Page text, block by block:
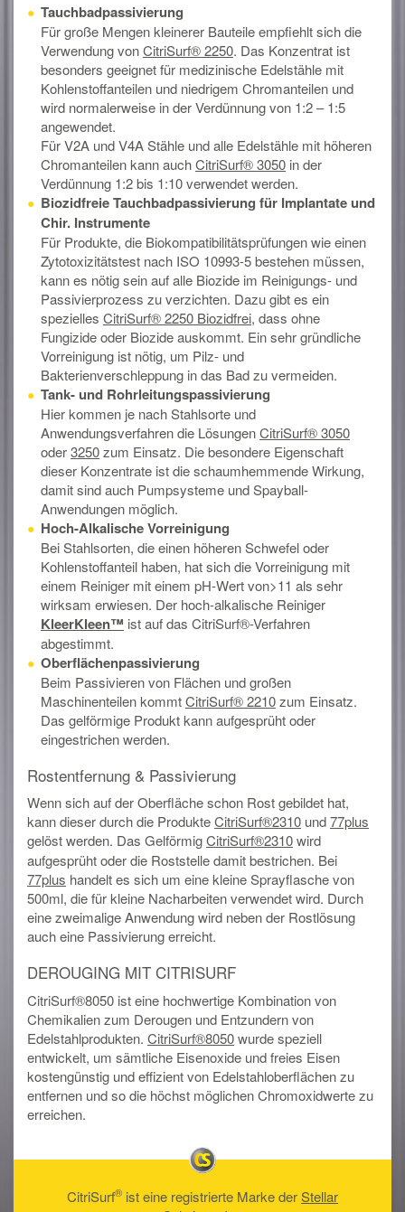
Tauchbadpassivierung
Für große Mengen kleinerer Bauteile empfiehlt sich die
Verwendung vonCitriSurf® 2250. Das Konzentrat ist
besonders geeignet für medizinische Edelstähle mit
Kohlenstoffanteilen und niedrigem Chromanteilen und
wird normalerweise in der Verdünnung von 1:2 – 1:5
angewendet.
Für V2A und V4A Stähle und alle Edelstähle mit höheren
Chromanteilen kann auchCitriSurf® 3050 in der
Verdünnung 1:2 bis 1:10 verwendet werden.
Biozidfreie Tauchbadpassivierung für Implantate und
Chir. Instrumente
Für Produkte, die Biokompatibilitätsprüfungen wie einen
Zytotoxizitätstest nach ISO 10993-5 bestehen müssen,
kann es nötig sein auf alle Biozide im Reinigungs- und
Passivierprozess zu verzichten. Dazu gibt es ein
spezielles CitriSurf® 2250 Biozidfrei, dass ohne
Fungizide oder Biozide auskommt. Ein sehr gründliche
Vorreinigung ist nötig, um Pilz- und
Bakterienverschleppung in das Bad zu vermeiden.
Tank- und Rohrleitungspassivierung
Hier kommen je nach Stahlsorte und
Anwendungsverfahren die LösungenCitriSurf® 3050
oder3250zum Einsatz. Die besondere Eigenschaft
dieser Konzentrate ist die schaumhemmende Wirkung,
damit sind auch Pumpsysteme und Spayball-
Anwendungen möglich.
Hoch-Alkalische Vorreinigung
Bei Stahlsorten, die einen höheren Schwefel oder
Kohlenstoffanteil haben, hat sich die Vorreinigung mit
einem Reiniger mit einem pH-Wert von>11 als sehr
wirksam erwiesen. Der hoch-alkalische Reiniger
KleerKleen™ ist auf das CitriSurf®-Verfahren
abgestimmt.
Oberflächenpassivierung
Beim Passivieren von Flächen und großen
Maschinenteilen kommtCitriSurf® 2210zum Einsatz.
Das gelförmige Produkt kann aufgesprüht oder
eingestrichen werden.
Rostentfernung & Passivierung
Wenn sich auf der Oberfläche schon Rost gebildet hat,
kann dieser durch die ProdukteCitriSurf®2310 und77plus
gelöst werden. Das GelförmigCitriSurf®2310wird
aufgesprüht oder die Roststelle damit bestrichen. Bei
77plus handelt es sich um eine kleine Sprayflasche von
500ml, die für kleine Nacharbeiten verwendet wird. Durch
eine zweimalige Anwendung wird neben der Rostlösung
auch eine Passivierung erreicht.
DEROUGING MIT CITRISURF
CitriSurf®8050 ist eine hochwertige Kombination von
Chemikalien zum Derougen und Entzundern von
Edelstahlprodukten. CitriSurf®8050wurde speziell
entwickelt, um sämtliche Eisenoxide und freies Eisen
kostengünstig und effizient von Edelstahloberflächen zu
entfernen und so die höchst möglichen Chromoxidwerte zu
erreichen.
CitriSurf® ist eine registrierte Marke derStellar